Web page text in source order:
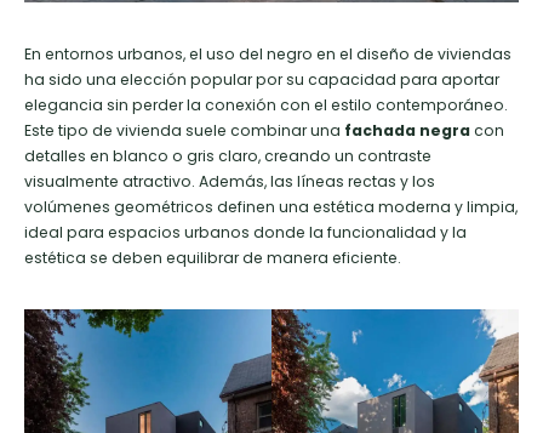
En entornos urbanos, el uso del negro en el diseño de viviendas
ha sido una elección popular por su capacidad para aportar
elegancia sin perder la conexión con el estilo contemporáneo.
Este tipo de vivienda suele combinar una fachada negracon
detalles en blanco o gris claro, creando un contraste
visualmente atractivo. Además, las líneas rectas y los
volúmenes geométricos definen una estética moderna y limpia,
ideal para espacios urbanos donde la funcionalidad y la
estética se deben equilibrar de manera eficiente.